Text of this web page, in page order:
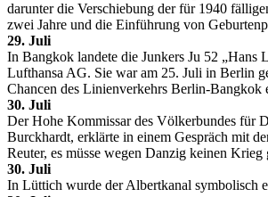
darunter die Verschiebung der für 1940
zwei Jahre und die Einführung von
29. Juli
In Bangkok landete die Junkers Ju 52 „Hans
Lufthansa AG. Sie war am 25. Juli in Berlin
Chancen des Linienverkehrs Berlin-Bangkok
30. Juli
Der Hohe Kommissar des Völkerbundes für
Burckhardt, erklärte in einem Gespräch mit
Reuter, es müsse wegen Danzig keinen Krieg
30. Juli
In Lüttich wurde der Albertkanal symbolisch